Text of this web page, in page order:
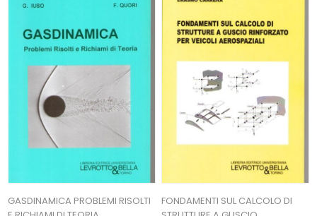
GASDINAMICA PROBLEMI RISOLTI
FONDAMENTI SUL CALCOLO DI